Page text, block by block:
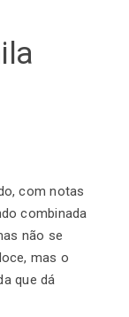
com notas
combinada
não se
mas o
que dá